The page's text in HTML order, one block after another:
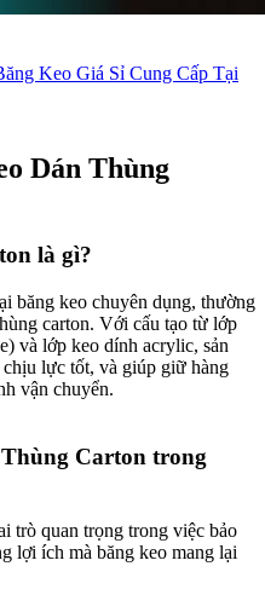
Keo Giá Sỉ Cung Cấp Tại
Dán Thùng
là gì?​
băng keo chuyên dụng, thường
carton. Với cấu tạo từ lớp
và lớp keo dính acrylic, sản
chịu lực tốt, và giúp giữ hàng
vận chuyển.
Carton trong
trò quan trọng trong việc bảo
lợi ích mà băng keo mang lại